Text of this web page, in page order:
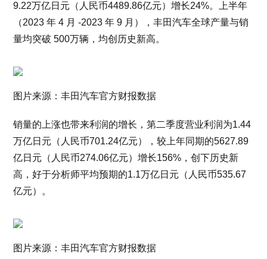
9.22万亿日元（人民币4489.86亿元）增长24%。上半年
（2023 年 4 月 -2023 年 9 月），丰田汽车全球产量与销
量均突破 500万辆，均创历史新高。
图片来源：丰田汽车官方财报数据
销量的上涨也带来利润的增长，第二季度营业利润为1.44
万亿日元（人民币701.24亿元），较上年同期的5627.89
亿日元（人民币274.06亿元）增长156%，创下历史新
高，好于分析师平均预期的1.1万亿日元（人民币535.67
亿元）。
图片来源：丰田汽车官方财报数据